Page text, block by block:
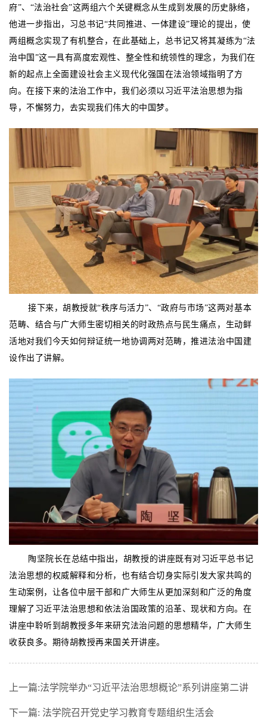
府”、“法治社会”这两组六个关键概念从生成到发展的历史脉络，
他进一步指出，习总书记“共同推进、一体建设”理论的提出，使
两组概念实现了有机整合，在此基础上，总书记又将其凝练为“法
治中国”这一具有高度宏观性、整全性和统领性的理念，为我们在
新的起点上全面建设社会主义现代化强国在法治领域指明了方
向。在接下来的法治工作中，我们必须以习近平法治思想为指
导，不懈努力，去实现我们伟大的中国梦。
接下来，胡教授就“秩序与活力”、“政府与市场”这两对基本
范畴、结合与广大师生密切相关的时政热点与民生痛点，生动鲜
活地对我们今天如何辩证统一地协调两对范畴，推进法治中国建
设作出了讲解。
陶坚院长在总结中指出，胡教授的讲座既有对习近平总书记
法治思想的权威解释和分析，也有结合切身实际引发大家共鸣的
生动案例，让各位中层干部和广大师生从更加深刻和广泛的角度
理解了习近平法治思想和依法治国政策的沿革、现状和方向。在
讲座中聆听到胡教授多年来研究法治问题的思想精华，广大师生
收获良多。期待胡教授再来国关开讲座。
上一篇:法学院举办“习近平法治思想概论”系列讲座第二讲
下一篇: 法学院召开党史学习教育专题组织生活会